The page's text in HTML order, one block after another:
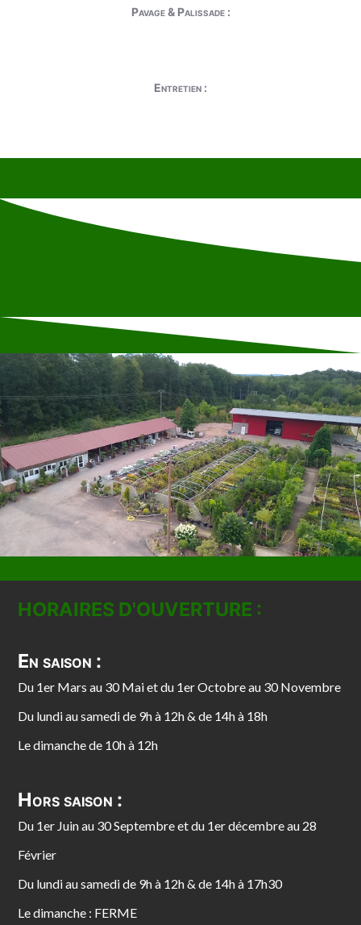
Pavage & Palissade :
Entretien :
HORAIRES D'OUVERTURE :
En saison :
Du 1er Mars au 30 Mai et du 1er Octobre au 30 Novembre
Du lundi au samedi de 9h à 12h & de 14h à 18h
Le dimanche de 10h à 12h
Hors saison :
Du 1er Juin au 30 Septembre et du 1er décembre au 28
Février
Du lundi au samedi de 9h à 12h & de 14h à 17h30
Le dimanche : FERME